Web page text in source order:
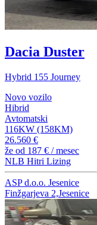
Dacia Duster
Hybrid 155 Journey
Novo vozilo
Hibrid
Avtomatski
116KW (158KM)
26.560 €
že od 187 € / mesec
NLB Hitri Lizing
ASP d.o.o. Jesenice
Finžgarjeva 2,Jesenice